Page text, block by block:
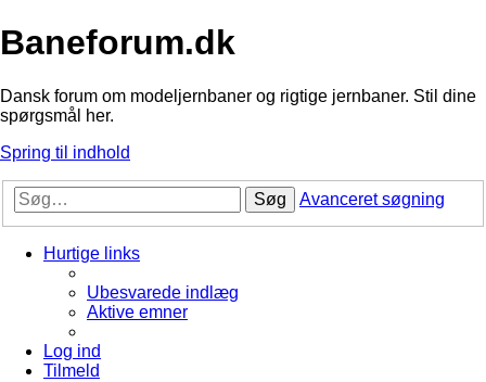
Baneforum.dk
Dansk forum om modeljernbaner og rigtige jernbaner. Stil dine
spørgsmål her.
Spring til indhold
Søg Avanceret søgning
Hurtige links
Ubesvarede indlæg
Aktive emner
Log ind
Tilmeld